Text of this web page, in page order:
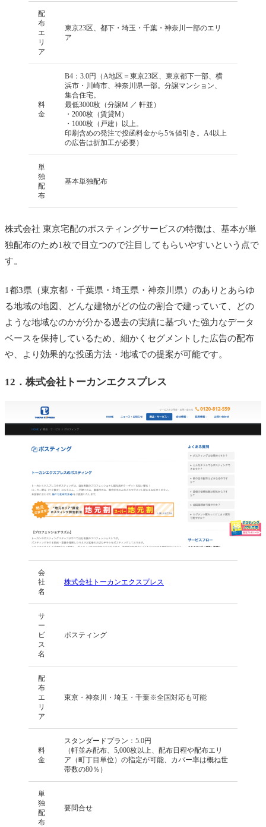
配
布
エ
リ
ア
東京23区、都下・埼玉・千葉・神奈川一部のエリ
ア
料
金
B4：3.0円（A地区＝東京23区、東京都下一部、横
浜市・川崎市、神奈川県一部。分譲マンション、
集合住宅。
最低3000枚（分譲M ／ 軒並）
・2000枚（賃貸M）
・1000枚（戸建）以上。
印刷含めの発注で投函料金から5％値引き。A4以上
の広告は折加工が必要）
単
独
配
布
基本単独配布
株式会社 東京宅配のポスティングサービスの特徴は、基本が単
独配布のため1枚で目立つので注目してもらいやすいという点で
す。
1都3県（東京都・千葉県・埼玉県・神奈川県）のありとあらゆ
る地域の地図、どんな建物がどの位の割合で建っていて、どの
ような地域なのかが分かる過去の実績に基づいた強力なデータ
ベースを保持しているため、細かくセグメントした広告の配布
や、より効果的な投函方法・地域での提案が可能です。
12． 株式会社トーカンエクスプレス
会
社
名
株式会社トーカンエクスプレス
サ
ー
ビ
ス
名
ポスティング
配
布
エ
リ
ア
東京・神奈川・埼玉・千葉※全国対応も可能
料
金
スタンダードプラン：5.0円
（軒並み配布、5,000枚以上、配布日程や配布エリ
ア（町丁目単位）の指定が可能、カバー率は概ね世
帯数の80％）
単
独
配
布
要問合せ